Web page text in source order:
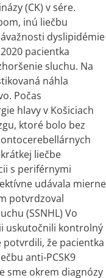
(CK) vsére.
inú liečbu
dyslipidémie
pacientka
sluchu. Na
náhla
Počas
hlavyv Košiciach
ktoré bolo bez
liečbe
s periférnymi
udávala mierne
potvrdzoval
(SSNHL) Vo
uskutočnili kontrolný
potvrdili, že pacientka
anti-PCSK9
sme okrem diagnózy